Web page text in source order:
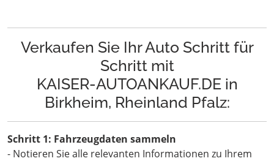
Verkaufen Sie Ihr Auto Schritt für
Schritt mit
KAISER-AUTOANKAUF.DE in
Birkheim, Rheinland Pfalz:
Schritt 1: Fahrzeugdaten sammeln
- Notieren Sie alle relevanten Informationen zu Ihrem